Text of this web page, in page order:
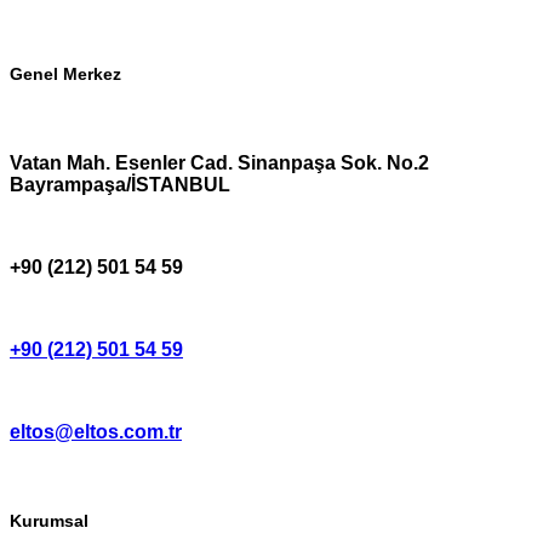
Genel Merkez
Vatan Mah. Esenler Cad. Sinanpaşa Sok. No.2
Bayrampaşa/İSTANBUL
+90 (212) 501 54 59
+90 (212) 501 54 59
eltos@eltos.com.tr
Kurumsal